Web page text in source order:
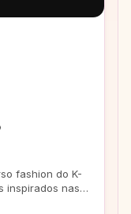
fashion do K-
inspirados nas